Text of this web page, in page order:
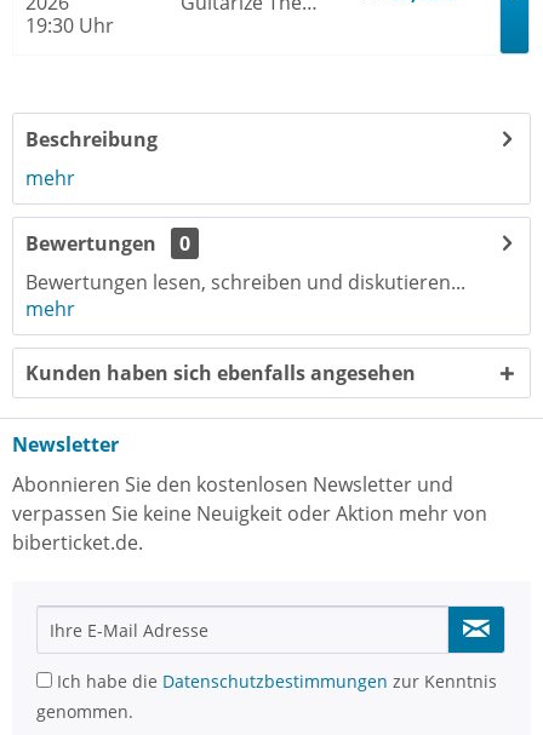
19:30 Uhr
Beschreibung
mehr
Bewertungen
0
Bewertungen lesen, schreiben und diskutieren...
mehr
Kunden haben sich ebenfalls angesehen
Newsletter
Abonnieren Sie den kostenlosen Newsletter und
verpassen Sie keine Neuigkeit oder Aktion mehr von
biberticket.de.
Ich habe die Datenschutzbestimmungen zur Kenntnis
genommen.